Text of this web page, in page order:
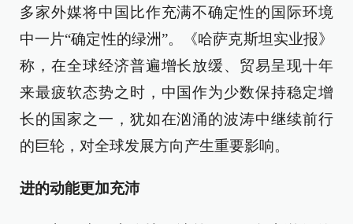
多家外媒将中国比作充满不确定性的国际环境
中一片“确定性的绿洲”。《哈萨克斯坦实业报》
称，在全球经济普遍增长放缓、贸易呈现十年
来最疲软态势之时，中国作为少数保持稳定增
长的国家之一，犹如在汹涌的波涛中继续前行
的巨轮，对全球发展方向产生重要影响。
进的动能更加充沛